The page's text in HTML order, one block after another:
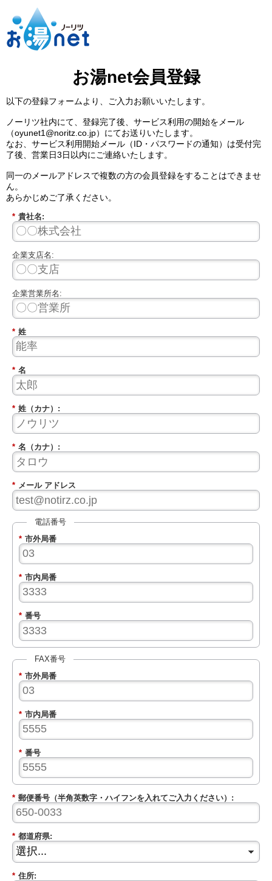
お湯net会員登録
以下の登録フォームより、ご入力お願いいたします。
ノーリツ社内にて、登録完了後、サービス利用の開始をメール
（oyunet1@noritz.co.jp）にてお送りいたします。
なお、サービス利用開始メール（ID・パスワードの通知）は受付完
了後、営業日3日以内にご連絡いたします。
同一のメールアドレスで複数の方の会員登録をすることはできませ
ん。
あらかじめご了承ください。
* 貴社名:
企業支店名:
企業営業所名:
* 姓
* 名
* 姓（カナ）:
* 名（カナ）:
* メール アドレス
電話番号
* 市外局番
* 市内局番
* 番号
FAX番号
* 市外局番
* 市内局番
* 番号
* 郵便番号（半角英数字・ハイフンを入れてご入力ください）:
* 都道府県:
* 住所: